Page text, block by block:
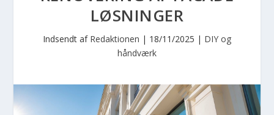
LØSNINGER
Indsendt af Redaktionen | 18/11/2025 | DIY og
håndværk